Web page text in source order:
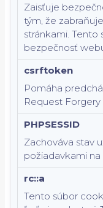
Zaisťuje
tým, že
stránkami.
bezpečnosť
csrftoken
Pomáha
Request Forgery
PHPSESSID
Zachováva stav
požiadavkami na
rc::a
Tento súbor